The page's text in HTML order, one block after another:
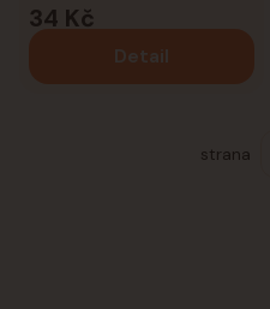
34 Kč
Detail
strana